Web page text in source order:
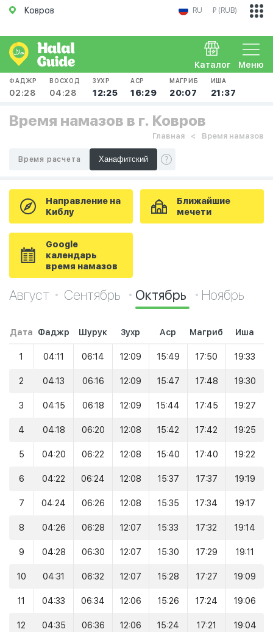
Ковров RU ₽ (RUB)
Меню
Каталог
ФАДЖР
02:28
ВОСХОД
04:28
ЗУХР
12:25
АСР
16:29
МАГРИБ
20:07
ИША
21:37
Время намазов в г. Ковров
Главная Время намазов
Время расчета
Направление на
Киблу
Ближайшие
мечети
Google
календарь
время намазов
Август Сентябрь Октябрь Ноябрь
Дата Фаджр Шурук Зухр Аср Магриб Иша
1 04:11 06:14 12:09 15:49 17:50 19:33
2 04:13 06:16 12:09 15:47 17:48 19:30
3 04:15 06:18 12:09 15:44 17:45 19:27
4 04:18 06:20 12:08 15:42 17:42 19:25
5 04:20 06:22 12:08 15:40 17:40 19:22
6 04:22 06:24 12:08 15:37 17:37 19:19
7 04:24 06:26 12:08 15:35 17:34 19:17
8 04:26 06:28 12:07 15:33 17:32 19:14
9 04:28 06:30 12:07 15:30 17:29 19:11
10 04:31 06:32 12:07 15:28 17:27 19:09
11 04:33 06:34 12:06 15:26 17:24 19:06
12 04:35 06:36 12:06 15:24 17:21 19:04